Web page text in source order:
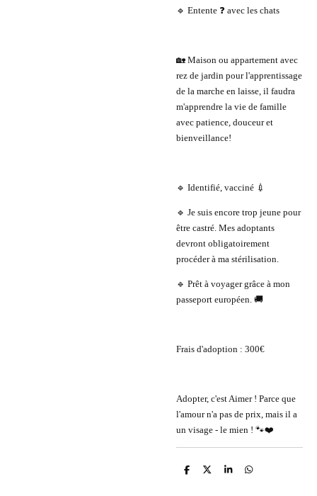
🔹 Entente ❓ avec les chats
🏡 Maison ou appartement avec
rez de jardin pour l'apprentissage
de la marche en laisse, il faudra
m'apprendre la vie de famille
avec patience, douceur et
bienveillance!
🔹 Identifié, vacciné 💉
🔹 Je suis encore trop jeune pour
être castré. Mes adoptants
devront obligatoirement
procéder à ma stérilisation.
🔹 Prêt à voyager grâce à mon
passeport européen. 🚚
Frais d'adoption : 300€
Adopter, c'est Aimer ! Parce que
l'amour n'a pas de prix, mais il a
un visage - le mien ! 🐾❤️
P
P
P
P